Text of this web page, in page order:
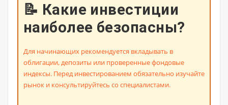
📝 Какие инвестиции
наиболее безопасны?
Для начинающих рекомендуется вкладывать в
облигации, депозиты или проверенные фондовые
индексы. Перед инвестированием обязательно изучайте
рынок и консультируйтесь со специалистами.